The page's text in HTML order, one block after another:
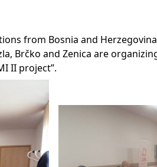
from Bosnia and
Brčko and Zenica are
II project”.